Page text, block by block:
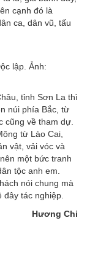
cạnh đó là
ca, dân vũ, tấu
lập. Ảnh:
tỉnh Sơn La thì
núi phía Bắc, từ
cũng về tham dự.
từ Lào Cai,
vật, vải vóc và
một bức tranh
tộc anh em.
nói chung mà
đây tác nghiệp.
Hương Chi